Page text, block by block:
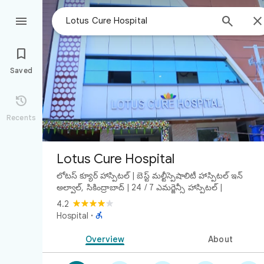
 


Saved

Recents
Lotus Cure Hospital
లోటస్ క్యూర్ హాస్పిటల్ | బెస్ట్ మల్టీస్పెషాలిటీ హాస్పిటల్ ఇన్
అల్వాల్, సికింద్రాబాద్ | 24 / 7 ఎమర్జెన్సీ హాస్పిటల్ |
4.2
Hospital · 
Overview About